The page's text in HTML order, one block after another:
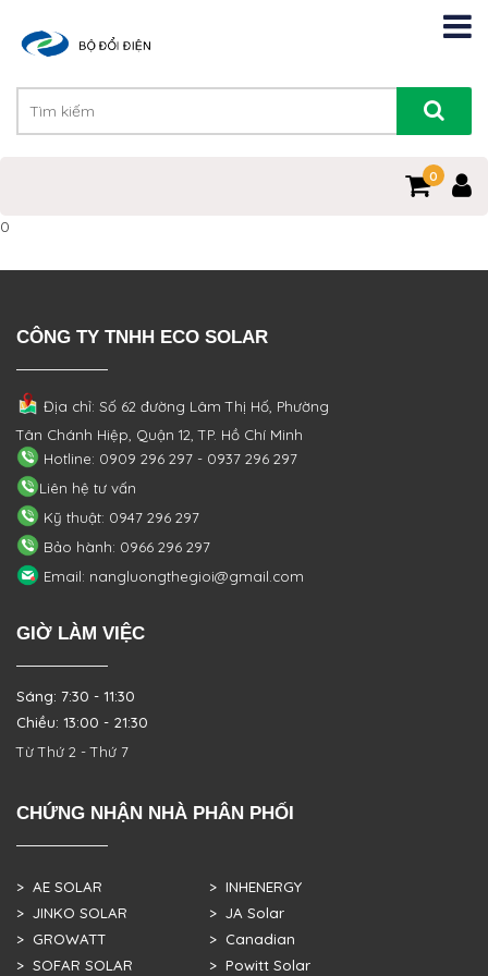
0
0
CÔNG TY TNHH ECO SOLAR
Địa chỉ: Số 62 đường Lâm Thị Hố, Phường
Tân Chánh Hiệp, Quận 12, TP. Hồ Chí Minh
Hotline: 0909 296 297 - 0937 296 297
Liên hệ tư vấn
Kỹ thuật: 0947 296 297
Bảo hành: 0966 296 297
Email: nangluongthegioi@gmail.com
GIỜ LÀM VIỆC
Sáng: 7:30 - 11:30
Chiều: 13:00 - 21:30
Từ Thứ 2 - Thứ 7
CHỨNG NHẬN NHÀ PHÂN PHỐI
> AE SOLAR
> JINKO SOLAR
> GROWATT
> SOFAR SOLAR
> INHENERGY
> JA Solar
> Canadian
> Powitt Solar